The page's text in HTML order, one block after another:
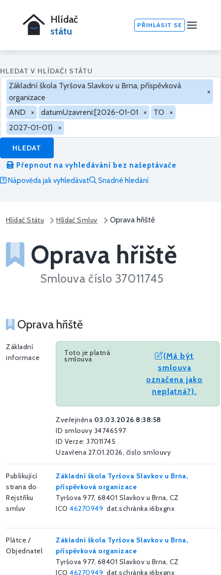
Hlídač
státu
PŘIHLÁSIT SE
HLEDAT V HLÍDAČI STÁTU
Základní škola Tyršova Slavkov u Brna, příspěvková
organizace
×
AND × datumUzavreni:[2026-01-01 × TO
×
2027-01-01} ×
HLEDAT
Přepnout na vyhledávání bez našeptávače
Nápověda jak vyhledávat
Snadné hledání
Hlídač Státu Hlídač Smluv Oprava hřiště
Oprava hřiště
Smlouva číslo 37011745
Oprava hřiště
Základní
informace
Toto je platná
smlouva
(Má být
smlouva
označena jako
neplatná?).
Zveřejněna 03.03.2026 8:38:58
ID smlouvy 34746597
ID Verze: 37011745
Uzavřena 27.01.2026, číslo smlouvy
Publikující
strana do
Rejstříku
smluv
Základní škola Tyršova Slavkov u Brna,
příspěvková organizace
Tyršova 977, 68401 Slavkov u Brna, CZ
ICO 46270949 dat.schránka i6bxgnx
Plátce /
Objednatel
Základní škola Tyršova Slavkov u Brna,
příspěvková organizace
Tyršova 977, 68401 Slavkov u Brna, CZ
ICO 46270949 dat.schránka i6bxgnx